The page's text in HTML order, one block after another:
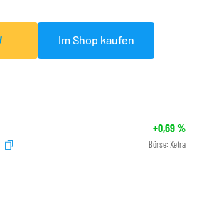
Im Shop kaufen
+0,69%
Börse: Xetra